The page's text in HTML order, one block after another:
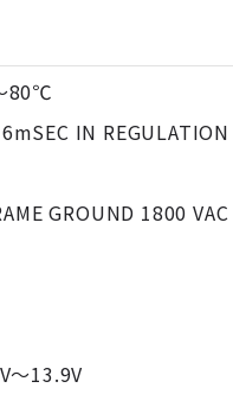
80℃
IN
GROUND 1800 VAC
～13.9V